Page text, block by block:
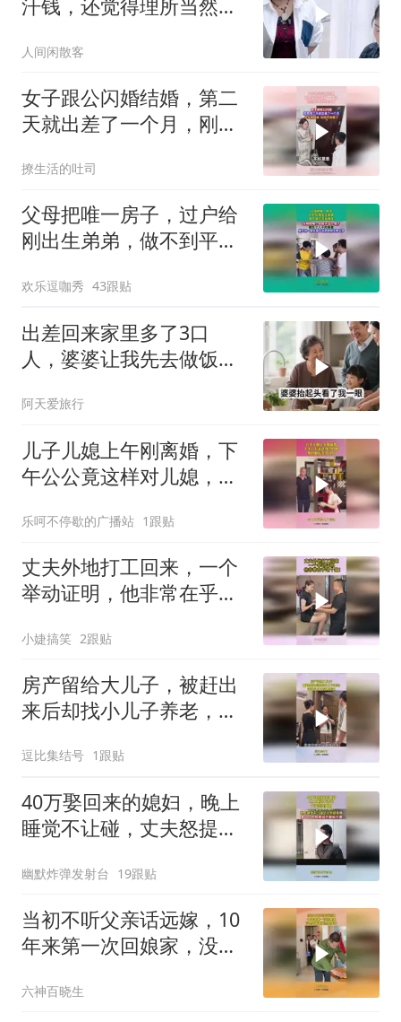
汗钱，还觉得理所当然必
人间闲散客
女子跟公闪婚结婚，第二
天就出差了一个月，刚回
撩生活的吐司
父母把唯一房子，过户给
刚出生弟弟，做不到平等
欢乐逗咖秀 43跟贴
出差回来家里多了3口
人，婆婆让我先去做饭，
阿天爱旅行
儿子儿媳上午刚离婚，下
午公公竟这样对儿媳，爱
乐呵不停歇的广播站 1跟贴
丈夫外地打工回来，一个
举动证明，他非常在乎这
小婕搞笑 2跟贴
房产留给大儿子，被赶出
来后却找小儿子养老，还
逗比集结号 1跟贴
40万娶回来的媳妇，晚上
睡觉不让碰，丈夫怒提离
幽默炸弹发射台 19跟贴
当初不听父亲话远嫁，10
年来第一次回娘家，没想
六神百晓生